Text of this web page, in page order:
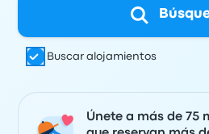
Buscar alojamientos
Únete a más de 75